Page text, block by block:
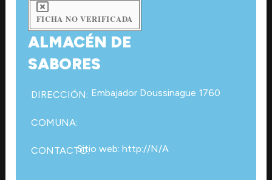
FICHA NO VERIFICADA
ALMACÉN DE
SABORES
DIRECCIÓN: Embajador Doussinague 1760
COMUNA:
CONTACTO:Sitio web: http://N/A